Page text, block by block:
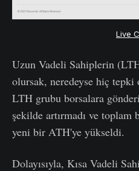
Live
Uzun Vadeli Sahiplerin
olursak, neredeyse hiç tepki
LTH grubu borsalara
şekilde artırmadı ve toplam
yeni bir ATH'ye yükseldi.
Dolayısıyla, Kısa Vadeli